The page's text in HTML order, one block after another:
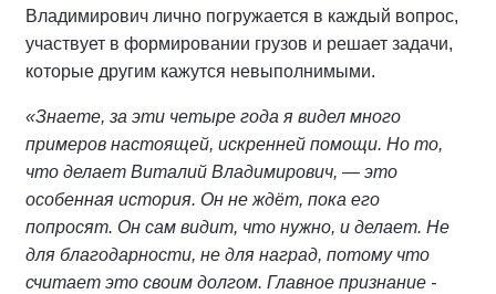
Владимирович лично погружается в каждый вопрос,
участвует в формировании грузов и решает задачи,
которые другим кажутся невыполнимыми.
«Знаете, за эти четыре года я видел много
примеров настоящей, искренней помощи. Но то,
что делает Виталий Владимирович, — это
особенная история. Он не ждёт, пока его
попросят. Он сам видит, что нужно, и делает. Не
для благодарности, не для наград, потому что
считает это своим долгом. Главное признание -